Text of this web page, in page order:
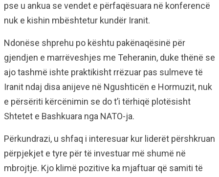
pse u ankua se vendet e përfaqësuara në konferencë
nuk e kishin mbështetur kundër Iranit.
Ndonëse shprehu po kështu pakënaqësinë për
gjendjen e marrëveshjes me Teheranin, duke thënë se
ajo tashmë ishte praktikisht rrëzuar pas sulmeve të
Iranit ndaj disa anijeve në Ngushticën e Hormuzit, nuk
e përsëriti kërcënimin se do t’i tërhiqë plotësisht
Shtetet e Bashkuara nga NATO-ja.
Përkundrazi, u shfaq i interesuar kur liderët përshkruan
përpjekjet e tyre për të investuar më shumë në
mbrojtje. Kjo klimë pozitive ka mjaftuar që samiti të